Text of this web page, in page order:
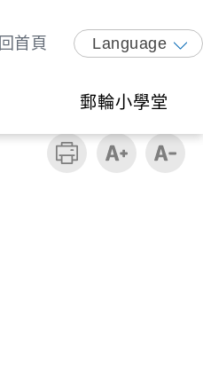
回首頁 Language
郵輪小學堂